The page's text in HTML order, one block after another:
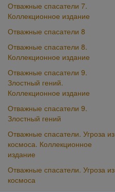
Отважные спасатели 7.
Коллекционное издание
Отважные спасатели 8
Отважные спасатели 8.
Коллекционное издание
Отважные спасатели 9.
Злостный гений.
Коллекционное издание
Отважные спасатели 9.
Злостный гений
Отважные спасатели. Угроза из
космоса. Коллекционное
издание
Отважные спасатели. Угроза из
космоса